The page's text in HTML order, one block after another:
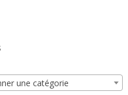
une catégorie